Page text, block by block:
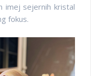
imej sejernih kristal
fokus.